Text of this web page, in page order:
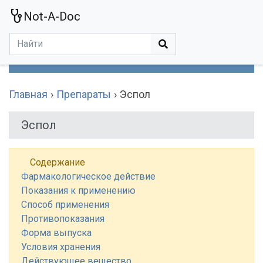
Not-A-Doc
Главная Препараты Эспол
Эспол
Содержание
Фармакологическое действие
Показания к применению
Способ применения
Противопоказания
Форма выпуска
Условия хранения